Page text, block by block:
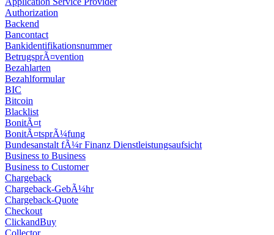
Authorization
Backend
Bancontact
Bankidentifikationsnummer
BetrugsprÃ¤vention
Bezahlarten
Bezahlformular
BIC
Bitcoin
Blacklist
BonitÃ¤t
BonitÃ¤tsprÃ¼fung
Bundesanstalt fÃ¼r Finanz Dienstleistungsaufsicht
Business to Business
Business to Customer
Chargeback
Chargeback-GebÃ¼hr
Chargeback-Quote
Checkout
ClickandBuy
Collector